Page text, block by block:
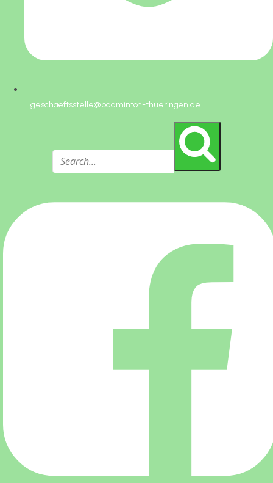
geschaeftsstelle@badminton-thueringen.de